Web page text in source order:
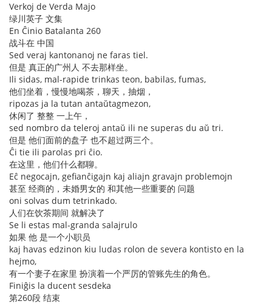
Verkoj de Verda Majo
绿川英子 文集
En Ĉinio Batalanta 260
战斗在 中国
Sed veraj kantonanoj ne faras tiel.
但是 真正的广州人 不去那样坐。
Ili sidas, mal-rapide trinkas teon, babilas, fumas,
他们坐着，慢慢地喝茶，聊天，抽烟，
ripozas ja la tutan antaŭtagmezon,
休闲了 整整 一上午，
sed nombro da teleroj antaŭ ili ne superas du aŭ tri.
但是 他们面前的盘子 也不超过两三个。
Ĉi tie ili parolas pri ĉio.
在这里，他们什么都聊。
Eĉ negocajn, gefianĉigajn kaj aliajn gravajn problemojn
甚至 经商的，未婚男女的 和其他一些重要的 问题
oni solvas dum tetrinkado.
人们在饮茶期间 就解决了
Se li estas mal-granda salajrulo
如果 他 是一个小职员
kaj havas edzinon kiu ludas rolon de severa kontisto en la
hejmo,
有一个妻子在家里 扮演着一个严厉的管账先生的角色。
Finiĝis la ducent sesdeka
第260段 结束